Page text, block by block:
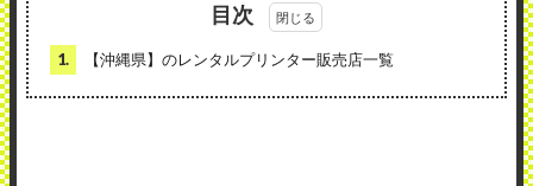
目次
1. 【沖縄県】のレンタルプリンター販売店一覧